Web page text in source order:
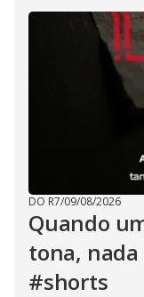
DO R7/09/08/2026
Quando
tona,
#shorts